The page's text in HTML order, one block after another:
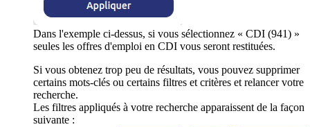
Dans l'exemple ci-dessus, si vous sélectionnez « CDI (941) »
seules les offres d'emploi en CDI vous seront restituées.
Si vous obtenez trop peu de résultats, vous pouvez supprimer
certains mots-clés ou certains filtres et critères et relancer votre
recherche.
Les filtres appliqués à votre recherche apparaissent de la façon
suivante :